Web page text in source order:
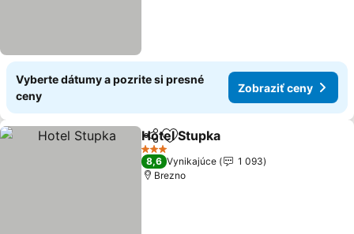
Vyberte dátumy a pozrite si presné
ceny
Zobraziť ceny
ZdieľaťPridať do obľúbených
Hotel Stupka
3 Počet hviezdičiek
8,6 Vynikajúce
1 093
Brezno